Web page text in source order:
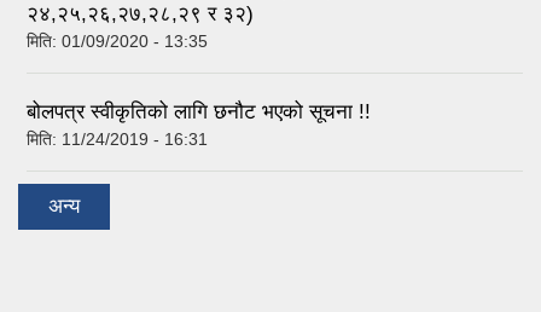
२४,२५,२६,२७,२८,२९ र ३२)
मिति: 01/09/2020 - 13:35
बोलपत्र स्वीकृतिको लागि छनौट भएको सूचना !!
मिति: 11/24/2019 - 16:31
अन्य